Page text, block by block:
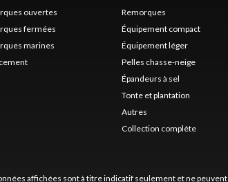
ouvertes
fermées
marines
Remorques
Équipement compact
Équipement léger
Pelles chasse-neige
Épandeurs à sel
Tonte et plantation
Autres
Collection complète
affichées sont à titre indicatif seulement et ne